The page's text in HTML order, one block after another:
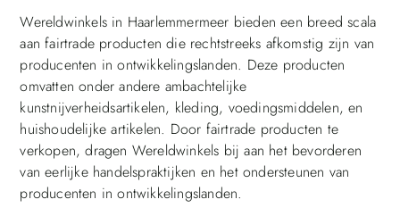
Wereldwinkels in Haarlemmermeer bieden een breed scala
aan fairtrade producten die rechtstreeks afkomstig zijn van
producenten in ontwikkelingslanden. Deze producten
omvatten onder andere ambachtelijke
kunstnijverheidsartikelen, kleding, voedingsmiddelen, en
huishoudelijke artikelen. Door fairtrade producten te
verkopen, dragen Wereldwinkels bij aan het bevorderen
van eerlijke handelspraktijken en het ondersteunen van
producenten in ontwikkelingslanden.